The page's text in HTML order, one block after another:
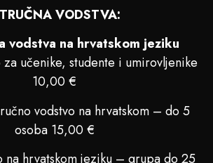
VODSTVA:
vodstva na hrvatskom jeziku
za učenike, studente i umirovljenike
10,00 €
vodstvo na hrvatskom – do 5
osoba 15,00 €
na hrvatskom jeziku – grupa do 25